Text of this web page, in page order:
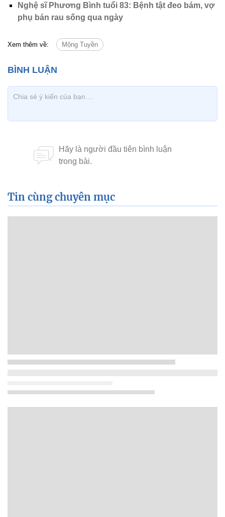
Nghệ sĩ Phương Bình tuổi 83: Bệnh tật đeo bám, vợ
phụ bán rau sống qua ngày
Xem thêm về: Mộng Tuyền
Tin cùng chuyên mục